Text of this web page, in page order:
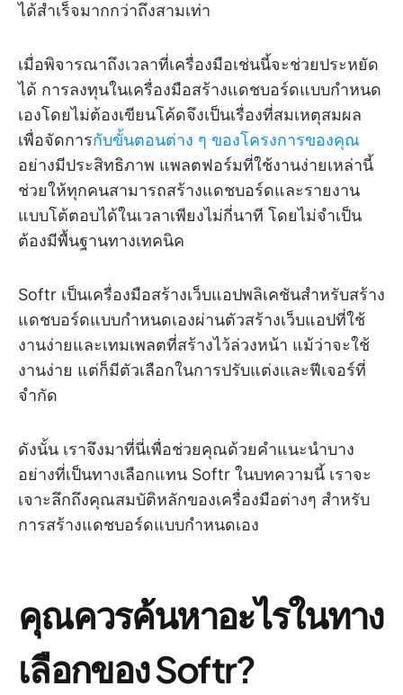
ได้สำเร็จมากกว่าถึงสามเท่า
เมื่อพิจารณาถึงเวลาที่เครื่องมือเช่นนี้จะช่วยประหยัด
ได้ การลงทุนในเครื่องมือสร้างแดชบอร์ดแบบกำหนด
เองโดยไม่ต้องเขียนโค้ดจึงเป็นเรื่องที่สมเหตุสมผล
เพื่อจัดการกับขั้นตอนต่าง ๆ ของโครงการของคุณ
อย่างมีประสิทธิภาพ แพลตฟอร์มที่ใช้งานง่ายเหล่านี้
ช่วยให้ทุกคนสามารถสร้างแดชบอร์ดและรายงาน
แบบโต้ตอบได้ในเวลาเพียงไม่กี่นาที โดยไม่จำเป็น
ต้องมีพื้นฐานทางเทคนิค
Softr เป็นเครื่องมือสร้างเว็บแอปพลิเคชันสำหรับสร้าง
แดชบอร์ดแบบกำหนดเองผ่านตัวสร้างเว็บแอปที่ใช้
งานง่ายและเทมเพลตที่สร้างไว้ล่วงหน้า แม้ว่าจะใช้
งานง่าย แต่ก็มีตัวเลือกในการปรับแต่งและฟีเจอร์ที่
จำกัด
ดังนั้น เราจึงมาที่นี่เพื่อช่วยคุณด้วยคำแนะนำบาง
อย่างที่เป็นทางเลือกแทน Softr ในบทความนี้ เราจะ
เจาะลึกถึงคุณสมบัติหลักของเครื่องมือต่างๆ สำหรับ
การสร้างแดชบอร์ดแบบกำหนดเอง
คุณควรค้นหาอะไรในทาง
เลือกของ Softr?